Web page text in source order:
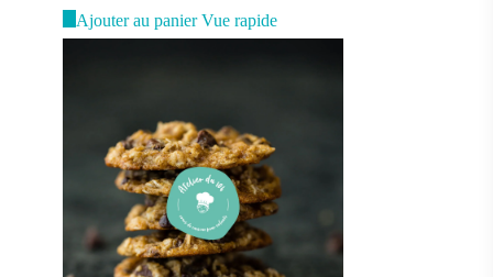
Ajouter au panier Vue rapide